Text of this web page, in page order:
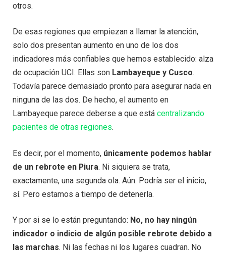
otros.
De esas regiones que empiezan a llamar la atención,
solo dos presentan aumento en uno de los dos
indicadores más confiables que hemos establecido: alza
de ocupación UCI. Ellas son Lambayeque y Cusco.
Todavía parece demasiado pronto para asegurar nada en
ninguna de las dos. De hecho, el aumento en
Lambayeque parece deberse a que está centralizando
pacientes de otras regiones.
Es decir, por el momento, únicamente podemos hablar
de un rebrote en Piura. Ni siquiera se trata,
exactamente, una segunda ola. Aún. Podría ser el inicio,
sí. Pero estamos a tiempo de detenerla.
Y por si se lo están preguntando: No, no hay ningún
indicador o indicio de algún posible rebrote debido a
las marchas. Ni las fechas ni los lugares cuadran. No